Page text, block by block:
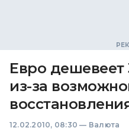
Евро
из-за
12.02.2010, 08:30 — Валюта